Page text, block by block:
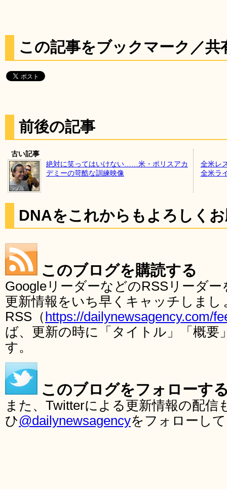
この記事をブックマーク／共
前後の記事
古い記事
絶対に笑ってはいけない……米・ポリスアカ
デミーの苛酷な訓練映像
全米レ
全米ラ
DNAをこれからもよろしく
このブログを購読する
GoogleリーダーなどのRSSリーダ
更新情報をいち早くキャッチしま
RSS（ https://dailynewsagency.com/
ば、更新の時に「タイトル」「概要
す。
このブログをフォローす
また、Twitterによる更新情報の配
ひ@dailynewsagencyをフォローし